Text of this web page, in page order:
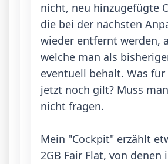
nicht, neu hinzugefügte
die bei der nächsten
wieder entfernt werden,
welche man als
eventuell behält. Was
jetzt noch gilt? Muss
nicht fragen.
Mein "Cockpit" erzählt
2GB Fair Flat, von denen